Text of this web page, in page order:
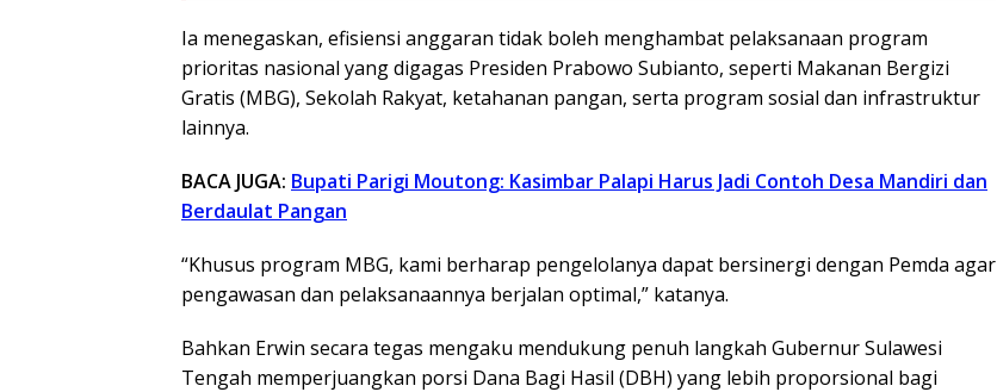
Ia menegaskan, efisiensi anggaran tidak boleh menghambat pelaksanaan program
prioritas nasional yang digagas Presiden Prabowo Subianto, seperti Makanan Bergizi
Gratis (MBG), Sekolah Rakyat, ketahanan pangan, serta program sosial dan infrastruktur
lainnya.
BACA JUGA: Bupati Parigi Moutong: Kasimbar Palapi Harus Jadi Contoh Desa Mandiri dan
Berdaulat Pangan
“Khusus program MBG, kami berharap pengelolanya dapat bersinergi dengan Pemda agar
pengawasan dan pelaksanaannya berjalan optimal,” katanya.
Bahkan Erwin secara tegas mengaku mendukung penuh langkah Gubernur Sulawesi
Tengah memperjuangkan porsi Dana Bagi Hasil (DBH) yang lebih proporsional bagi